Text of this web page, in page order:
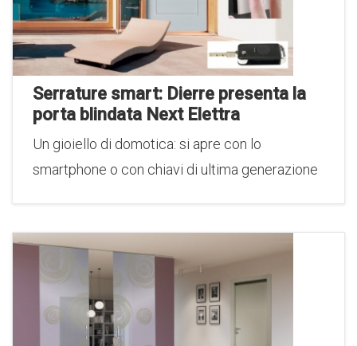
Serrature smart: Dierre presenta la
porta blindata Next Elettra
Un gioiello di domotica: si apre con lo
smartphone o con chiavi di ultima generazione